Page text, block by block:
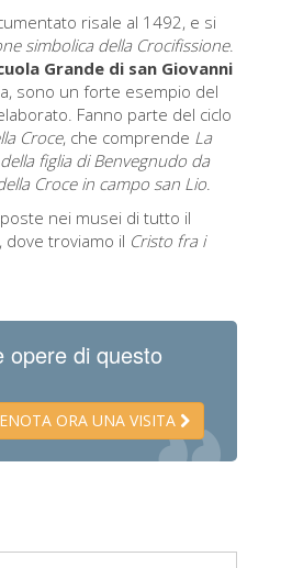
Firenze
nazionale del Bargello
dell'Accademia
Palatina
delle Cappelle Medicee
di san Marco
delle pietre dure
Galileo
di Boboli
di Arnolfo
Maria Novella
risale al 1492, e si
simbolica della Crocifissione.
Grande di san Giovanni
sono un forte esempio del
Fanno parte del ciclo
Croce, che comprende La
figlia di Benvegnudo da
Croce in campo san Lio.
nei musei di tutto il
dove troviamo il Cristo fra i
opere di questo
ORA UNA VISITA